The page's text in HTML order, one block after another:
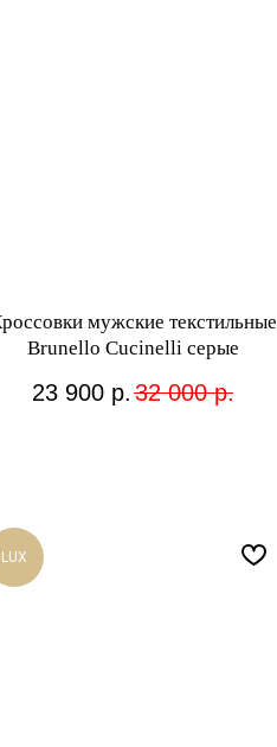
мужские текстильные
Brunello Cucinelli серые
23 900 р. 32 000 р.
LUX